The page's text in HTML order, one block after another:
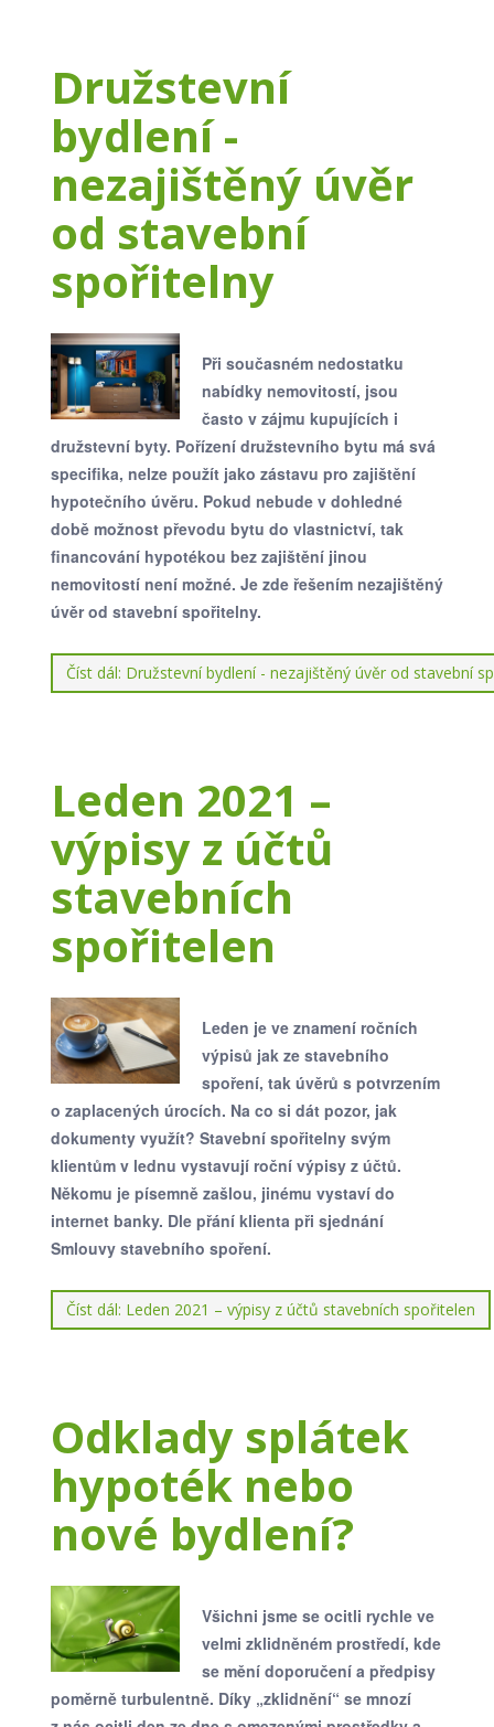
Družstevní
bydlení -
nezajištěný úvěr
od stavební
spořitelny
Při současném nedostatku
nabídky nemovitostí, jsou
často v zájmu kupujících i
družstevní byty. Pořízení družstevního bytu má svá
specifika, nelze použít jako zástavu pro zajištění
hypotečního úvěru. Pokud nebude v dohledné
době možnost převodu bytu do vlastnictví, tak
financování hypotékou bez zajištění jinou
nemovitostí není možné. Je zde řešením nezajištěný
úvěr od stavební spořitelny.
Číst dál: Družstevní bydlení - nezajištěný úvěr od stavební
Leden 2021 –
výpisy z účtů
stavebních
spořitelen
Leden je ve znamení ročních
výpisů jak ze stavebního
spoření, tak úvěrů s potvrzením
o zaplacených úrocích. Na co si dát pozor, jak
dokumenty využít? Stavební spořitelny svým
klientům v lednu vystavují roční výpisy z účtů.
Někomu je písemně zašlou, jinému vystaví do
internet banky. Dle přání klienta při sjednání
Smlouvy stavebního spoření.
Číst dál: Leden 2021 – výpisy z účtů stavebních spořitelen
Odklady splátek
hypoték nebo
nové bydlení?
Všichni jsme se ocitli rychle ve
velmi zklidněném prostředí, kde
se mění doporučení a předpisy
poměrně turbulentně. Díky „zklidnění“ se mnozí